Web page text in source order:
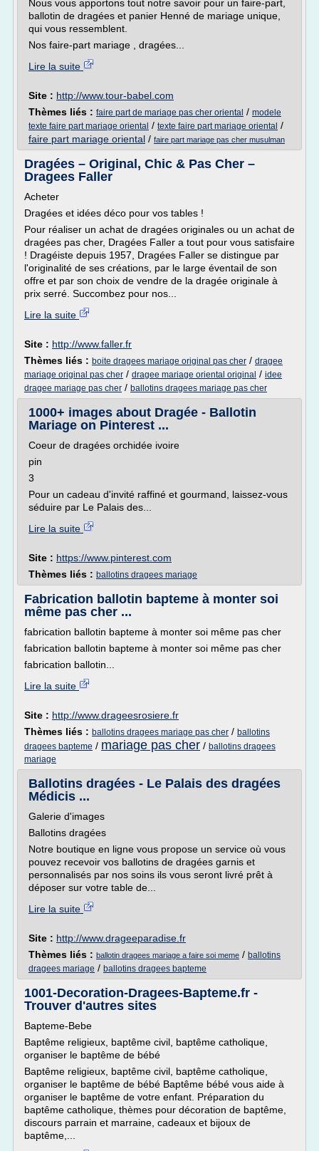
Nous vous apportons tout notre savoir pour un faire-part,
ballotin de dragées et panier Henné de mariage unique,
qui vous ressemblent.
Nos faire-part mariage , dragées...
Lire la suite
Site : http://www.tour-babel.com
Thèmes liés : faire part de mariage pas cher oriental / modele
texte faire part mariage oriental / texte faire part mariage oriental /
faire part mariage oriental / faire part mariage pas cher musulman
Dragées – Original, Chic & Pas Cher –
Dragees Faller
Acheter
Dragées et idées déco pour vos tables !
Pour réaliser un achat de dragées originales ou un achat de
dragées pas cher, Dragées Faller a tout pour vous satisfaire
! Dragéiste depuis 1957, Dragées Faller se distingue par
l'originalité de ses créations, par le large éventail de son
offre et par son choix de vendre de la dragée originale à
prix serré. Succombez pour nos...
Lire la suite
Site : http://www.faller.fr
Thèmes liés : boite dragees mariage original pas cher / dragee
mariage original pas cher / dragee mariage oriental original / idee
dragee mariage pas cher / ballotins dragees mariage pas cher
1000+ images about Dragée - Ballotin
Mariage on Pinterest ...
Coeur de dragées orchidée ivoire
pin
3
Pour un cadeau d'invité raffiné et gourmand, laissez-vous
séduire par Le Palais des...
Lire la suite
Site : https://www.pinterest.com
Thèmes liés : ballotins dragees mariage
Fabrication ballotin bapteme à monter soi
même pas cher ...
fabrication ballotin bapteme à monter soi même pas cher
fabrication ballotin bapteme à monter soi même pas cher
fabrication ballotin...
Lire la suite
Site : http://www.drageesrosiere.fr
Thèmes liés : ballotins dragees mariage pas cher / ballotins
dragees bapteme / mariage pas cher / ballotins dragees
mariage
Ballotins dragées - Le Palais des dragées
Médicis ...
Galerie d'images
Ballotins dragées
Notre boutique en ligne vous propose un service où vous
pouvez recevoir vos ballotins de dragées garnis et
personnalisés par nos soins ils vous seront livré prêt à
déposer sur votre table de...
Lire la suite
Site : http://www.drageeparadise.fr
Thèmes liés : ballotin dragees mariage a faire soi meme / ballotins
dragees mariage / ballotins dragees bapteme
1001-Decoration-Dragees-Bapteme.fr -
Trouver d'autres sites
Bapteme-Bebe
Baptême religieux, baptême civil, baptême catholique,
organiser le baptême de bébé
Baptême religieux, baptême civil, baptême catholique,
organiser le baptême de bébé Baptême bébé vous aide à
organiser le baptême de votre enfant. Préparation du
baptême catholique, thèmes pour décoration de baptême,
discours parrain et marraine, cadeaux et bijoux de
baptême,...